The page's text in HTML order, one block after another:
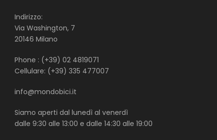
Indirizzo:
Via Washington, 7
20146 Milano
Phone : (+39) 02 4819071
Cellulare: (+39) 335 477007
info@mondobici.it
Siamo aperti dal lunedì al venerdì
dalle 9:30 alle 13:00 e dalle 14:30 alle 19:00